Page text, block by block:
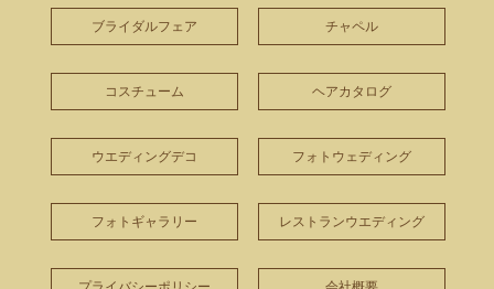
ブライダルフェア チャペル
コスチューム ヘアカタログ
ウエディングデコ フォトウェディング
フォトギャラリー レストランウエディング